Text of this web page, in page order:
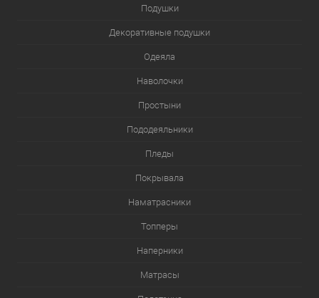
Подушки
Декоративные подушки
Одеяла
Наволочки
Простыни
Пододеяльники
Пледы
Покрывала
Наматрасники
Топперы
Наперники
Матрасы